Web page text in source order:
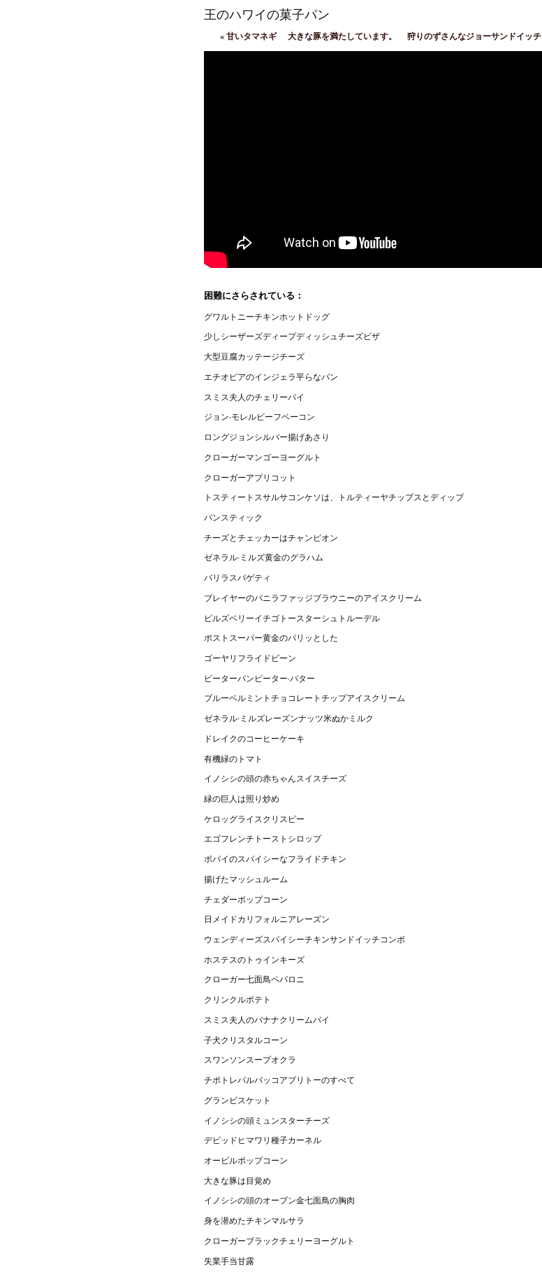
王のハワイの菓子パン
«甘いタマネギ 大きな豚を満たしています。 狩りのずさんなジョーサンドイッチ
困難にさらされている：
グワルトニーチキンホットドッグ
少しシーザーズディープディッシュチーズピザ
大型豆腐カッテージチーズ
エチオピアのインジェラ平らなパン
スミス夫人のチェリーパイ
ジョン·モレルビーフベーコン
ロングジョンシルバー揚げあさり
クローガーマンゴーヨーグルト
クローガーアプリコット
トスティートスサルサコンケソは、トルティーヤチップスとディップ
パンスティック
チーズとチェッカーはチャンピオン
ゼネラル·ミルズ黄金のグラハム
バリラスパゲティ
ブレイヤーのバニラファッジブラウニーのアイスクリーム
ピルズベリーイチゴトースターシュトルーデル
ポストスーパー黄金のパリッとした
ゴーヤリフライドビーン
ピーターパンピーター·バター
ブルーベルミントチョコレートチップアイスクリーム
ゼネラル·ミルズレーズンナッツ米ぬかミルク
ドレイクのコーヒーケーキ
有機緑のトマト
イノシシの頭の赤ちゃんスイスチーズ
緑の巨人は照り炒め
ケロッグライスクリスピー
エゴフレンチトーストシロップ
ポパイのスパイシーなフライドチキン
揚げたマッシュルーム
チェダーポップコーン
日メイドカリフォルニアレーズン
ウェンディーズスパイシーチキンサンドイッチコンボ
ホステスのトゥインキーズ
クローガー七面鳥ペパロニ
クリンクルポテト
スミス夫人のバナナクリームパイ
子犬クリスタルコーン
スワンソンスープオクラ
チポトレバルバッコアブリトーのすべて
グランビスケット
イノシシの頭ミュンスターチーズ
デビッドヒマワリ種子カーネル
オービルポップコーン
大きな豚は目覚め
イノシシの頭のオーブン金七面鳥の胸肉
身を潜めたチキンマルサラ
クローガーブラックチェリーヨーグルト
失業手当甘露